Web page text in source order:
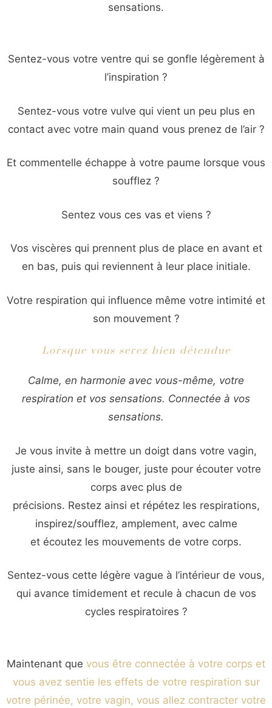
sensations.
Sentez-vous votre ventre qui se gonfle légèrement à
l’inspiration ?
Sentez-vous votre vulve qui vient un peu plus en
contact avec votre main quand vous prenez de l’air ?
Et commentelle échappe à votre paume lorsque vous
soufflez ?
Sentez vous ces vas et viens ?
Vos viscères qui prennent plus de place en avant et
en bas, puis qui reviennent à leur place initiale.
Votre respiration qui influence même votre intimité et
son mouvement ?
Lorsque vous serez bien détendue
Calme, en harmonie avec vous-même, votre
respiration et vos sensations. Connectée à vos
sensations.
Je vous invite à mettre un doigt dans votre vagin,
juste ainsi, sans le bouger, juste pour écouter votre
corps avec plus de
précisions. Restez ainsi et répétez les respirations,
inspirez/soufflez, amplement, avec calme
et écoutez les mouvements de votre corps.
Sentez-vous cette légère vague à l’intérieur de vous,
qui avance timidement et recule à chacun de vos
cycles respiratoires ?
Maintenant que vous être connectée à votre corps et
vous avez sentie les effets de votre respiration sur
votre périnée, votre vagin, vous allez contracter votre